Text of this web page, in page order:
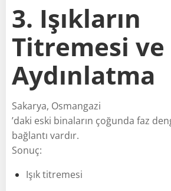
3. Işıkların
Titremesi ve
Aydınlatma
Sakarya, Osmangazi
’daki eski binaların çoğunda faz
bağlantı vardır.
Sonuç:
Işık titremesi